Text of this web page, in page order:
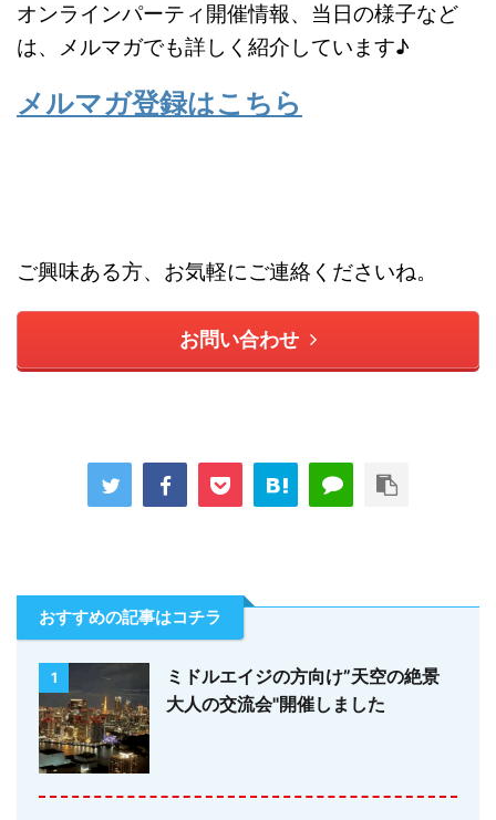
オンラインパーティ開催情報、当日の様子など
は、メルマガでも詳しく紹介しています♪
メルマガ登録はこちら
ご興味ある方、お気軽にご連絡くださいね。
お問い合わせ
おすすめの記事はコチラ
1
ミドルエイジの方向け”天空の絶景
大人の交流会"開催しました